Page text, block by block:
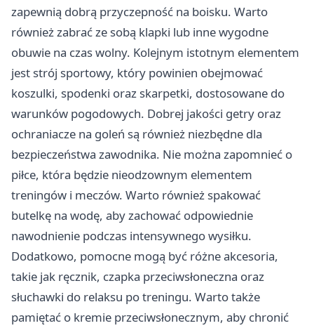
zapewnią dobrą przyczepność na boisku. Warto
również zabrać ze sobą klapki lub inne wygodne
obuwie na czas wolny. Kolejnym istotnym elementem
jest strój sportowy, który powinien obejmować
koszulki, spodenki oraz skarpetki, dostosowane do
warunków pogodowych. Dobrej jakości getry oraz
ochraniacze na goleń są również niezbędne dla
bezpieczeństwa zawodnika. Nie można zapomnieć o
piłce, która będzie nieodzownym elementem
treningów i meczów. Warto również spakować
butelkę na wodę, aby zachować odpowiednie
nawodnienie podczas intensywnego wysiłku.
Dodatkowo, pomocne mogą być różne akcesoria,
takie jak ręcznik, czapka przeciwsłoneczna oraz
słuchawki do relaksu po treningu. Warto także
pamiętać o kremie przeciwsłonecznym, aby chronić